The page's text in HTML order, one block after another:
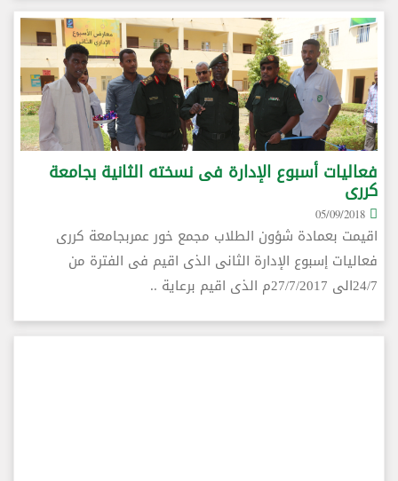
فعاليات أسبوع الإدارة فى نسخته الثانية بجامعة
كررى
05/09/2018
اقيمت بعمادة شؤون الطلاب مجمع خور عمربجامعة كررى
فعاليات إسبوع الإدارة الثانى الذى اقيم فى الفترة من
24/7الى 27/7/2017م الذى اقيم برعاية ..